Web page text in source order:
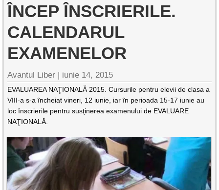
ÎNCEP ÎNSCRIERILE.
CALENDARUL
EXAMENELOR
Avantul Liber | iunie 14, 2015
EVALUAREA NAŢIONALĂ 2015. Cursurile pentru elevii de clasa a
VIII-a s-a încheiat vineri, 12 iunie, iar în perioada 15-17 iunie au
loc înscrierile pentru susţinerea examenului de EVALUARE
NAŢIONALĂ.